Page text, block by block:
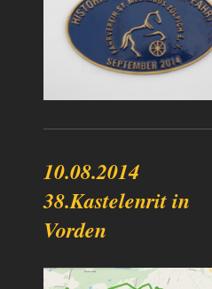
10.08.2014
38.Kastelenrit in
Vorden